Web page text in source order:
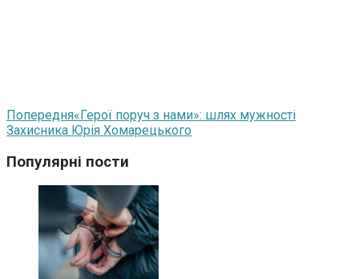
Попередня«Герої поруч з нами»: шлях мужності
Захисника Юрія Хомарецького
Популярні пости